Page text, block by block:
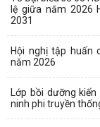
lệ giữa năm 2026
2031
Hội nghị tập huấn
năm 2026
Lớp bồi dưỡng
ninh phi truyền